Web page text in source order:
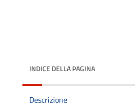
INDICE DELLA PAGINA
Descrizione